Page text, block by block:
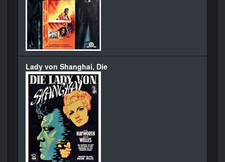
Lady von Shanghai, Die